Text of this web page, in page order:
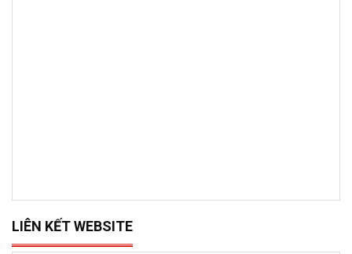
LIÊN KẾT WEBSITE